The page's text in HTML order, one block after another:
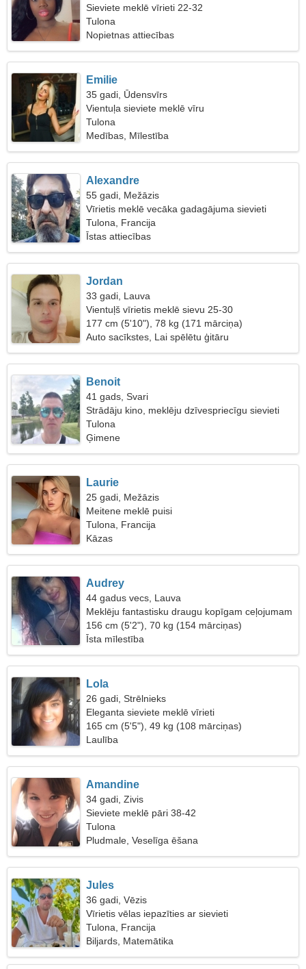
Sieviete meklē vīrieti 22-32
Tulona
Nopietnas attiecības
Emilie
35 gadi, Ūdensvīrs
Vientuļa sieviete meklē vīru
Tulona
Medības, Mīlestība
Alexandre
55 gadi, Mežāzis
Vīrietis meklē vecāka gadagājuma sievieti
Tulona, Francija
Īstas attiecības
Jordan
33 gadi, Lauva
Vientuļš vīrietis meklē sievu 25-30
177 cm (5'10"), 78 kg (171 mārciņa)
Auto sacīkstes, Lai spēlētu ģitāru
Benoit
41 gads, Svari
Strādāju kino, meklēju dzīvespriecīgu sievieti
Tulona
Ģimene
Laurie
25 gadi, Mežāzis
Meitene meklē puisi
Tulona, Francija
Kāzas
Audrey
44 gadus vecs, Lauva
Meklēju fantastisku draugu kopīgam ceļojumam
156 cm (5'2"), 70 kg (154 mārciņas)
Īsta mīlestība
Lola
26 gadi, Strēlnieks
Eleganta sieviete meklē vīrieti
165 cm (5'5"), 49 kg (108 mārciņas)
Laulība
Amandine
34 gadi, Zivis
Sieviete meklē pāri 38-42
Tulona
Pludmale, Veselīga ēšana
Jules
36 gadi, Vēzis
Vīrietis vēlas iepazīties ar sievieti
Tulona, Francija
Biljards, Matemātika